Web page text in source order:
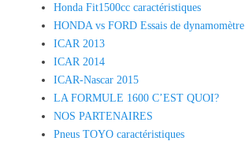
Honda Fit1500cc caractéristiques
HONDA vs FORD Essais de dynamomètre
ICAR 2013
ICAR 2014
ICAR-Nascar 2015
LA FORMULE 1600 C’EST QUOI?
NOS PARTENAIRES
Pneus TOYO caractéristiques